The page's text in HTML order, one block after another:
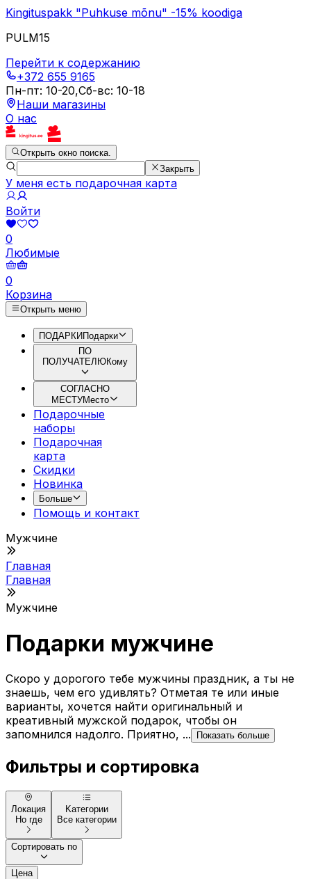
Kingituspakk "Puhkuse mõnu" -15% koodiga
PULM15
Перейти к содержанию
+372 655 9165
Пн-пт: 10-20,Сб-вс: 10-18
Наши магазины
О нас
Открыть окно поиска.
Закрыть
У меня есть подарочная карта
Войти
0
Любимые
0
Корзина
Открыть меню
ПОДАРКИ Подарки
ПО
ПОЛУЧАТЕЛЮКому
СОГЛАСНО
МЕСТУМесто
Подарочные
наборы
Подарочная
картa
Скидки
Новинка
Больше
Помощь и контакт
Мужчине
Главная
Главная
Мужчине
Подарки мужчине
Скоро у дорогого тебе мужчины праздник, а ты не
знаешь, чем его удивлять? Отметая те или иные
варианты, хочется найти оригинальный и
креативный мужской подарок, чтобы он
запомнился надолго. Приятно, ...
Показать больше
Фильтры и сортировка
Локация
Но где
Kатегории
Все категории
Сортировать по
Цена